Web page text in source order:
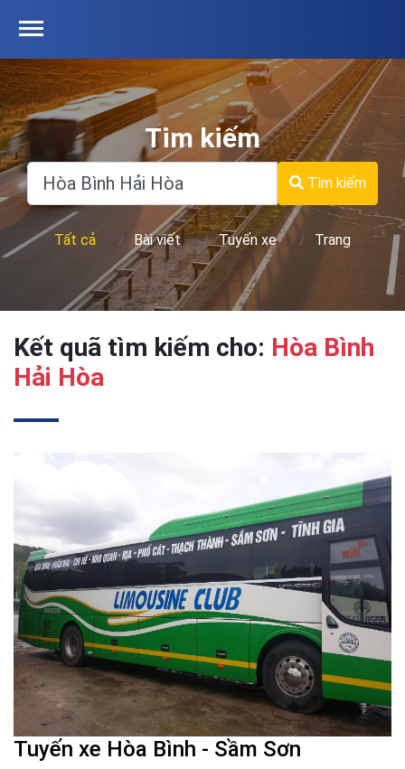
Tim kiếm
Tìm kiếm
Tất cả Bài viết Tuyến xe Trang
Kết quã tìm kiếm cho: Hòa Bình
Hải Hòa
Tuyến xe Hòa Bình - Sầm Sơn